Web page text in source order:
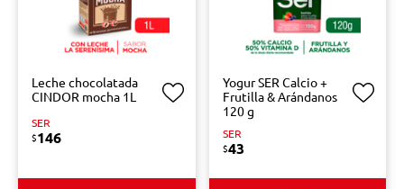
Leche chocolatada
CINDOR mocha 1L
SER
$146
Yogur SER Calcio +
Frutilla & Arándanos
120 g
SER
$43